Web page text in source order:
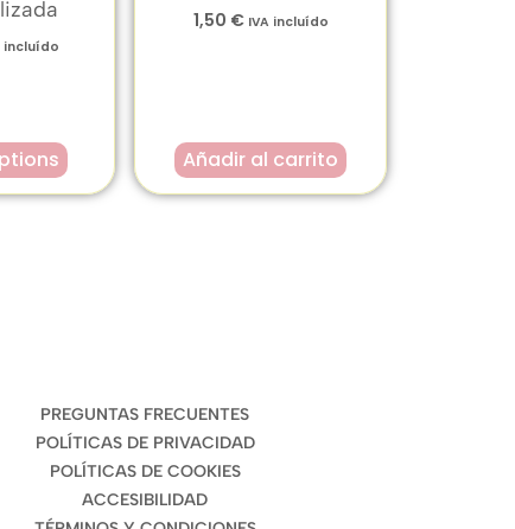
incluído
1,50 € IVA incluído
Añadir al carrito
PREGUNTAS FRECUENTES
POLÍTICAS DE PRIVACIDAD
POLÍTICAS DE COOKIES
ACCESIBILIDAD